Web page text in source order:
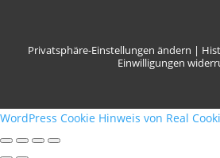
Privatsphäre-Einstellungen ändern |
Einwilligungen
WordPress Cookie Hinweis von Real